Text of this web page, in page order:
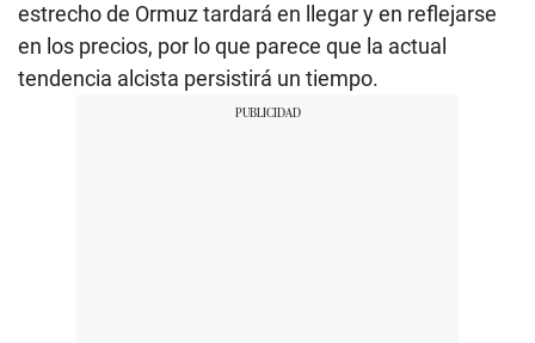
estrecho de Ormuz tardará en llegar y en reflejarse
en los precios, por lo que parece que la actual
tendencia alcista persistirá un tiempo.